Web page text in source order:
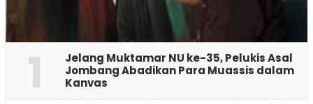
1
Jelang Muktamar NU ke-35, Pelukis Asal
Jombang Abadikan Para Muassis dalam
Kanvas